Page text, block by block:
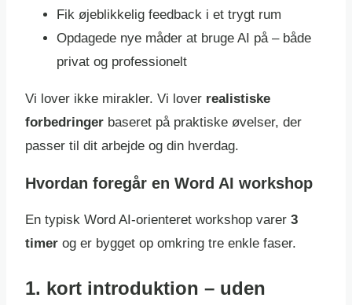
Fik øjeblikkelig feedback i et trygt rum
Opdagede nye måder at bruge AI på – både
privat og professionelt
Vi lover ikke mirakler. Vi lover realistiske
forbedringer baseret på praktiske øvelser, der
passer til dit arbejde og din hverdag.
Hvordan foregår en Word AI workshop
En typisk Word AI-orienteret workshop varer 3
timer og er bygget op omkring tre enkle faser.
1. kort introduktion – uden